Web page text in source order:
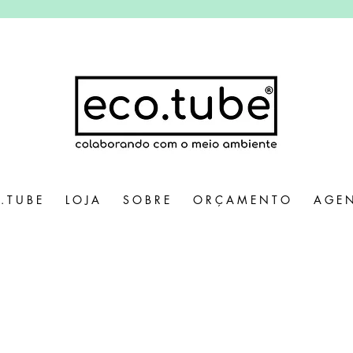
T U B E L O J A S O B R E O R Ç A M E N T O A G E